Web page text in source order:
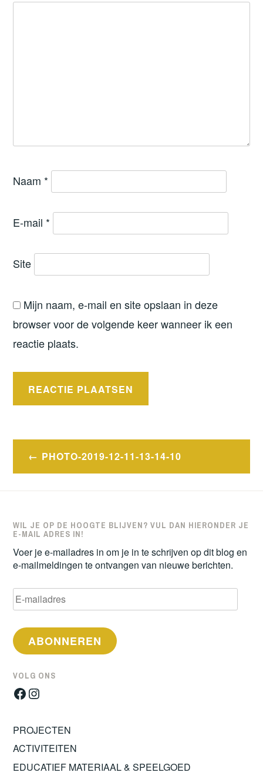
Naam *
E-mail *
Site
Mijn naam, e-mail en site opslaan in deze
browser voor de volgende keer wanneer ik een
reactie plaats.
Bericht
navigatie
PHOTO-2019-12-11-13-14-10
WIL JE OP DE HOOGTE BLIJVEN? VUL DAN HIERONDER JE
E-MAIL ADRES IN!
Voer je e-mailadres in om je in te schrijven op dit blog en
e-mailmeldingen te ontvangen van nieuwe berichten.
E-
mailadres
ABONNEREN
VOLG ONS
Facebook
Instagram
PROJECTEN
ACTIVITEITEN
EDUCATIEF MATERIAAL & SPEELGOED